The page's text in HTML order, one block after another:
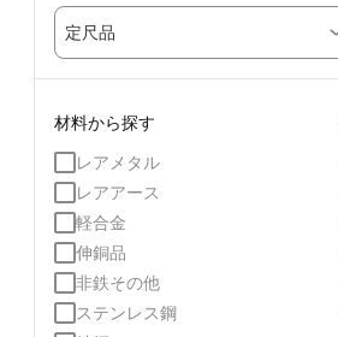
定尺品
材料から探す
レアメタル
レアアース
軽合金
伸銅品
非鉄その他
ステンレス鋼